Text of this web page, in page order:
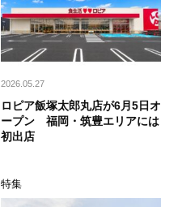
2026.05.27
ロピア飯塚太郎丸店が6月5日オ
ープン 福岡・筑豊エリアには
初出店
特集